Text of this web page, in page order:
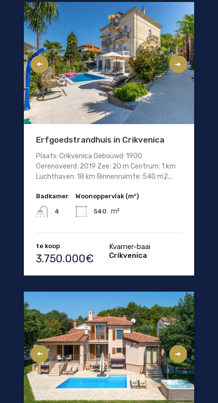
Erfgoedstrandhuis in Crikvenica
Plaats: Crikvenica Gebouwd: 1900
Gerenoveerd: 2019 Zee: 20 m Centrum: 1 km
Luchthaven: 18 km Binnenruimte: 540 m2...
Badkamer
4
Woonoppervlak (m²)
540 m²
te koop
3.750.000€
Kvarner-baai
Crikvenica